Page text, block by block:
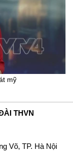
mỹ
THVN
Võ, TP. Hà Nội